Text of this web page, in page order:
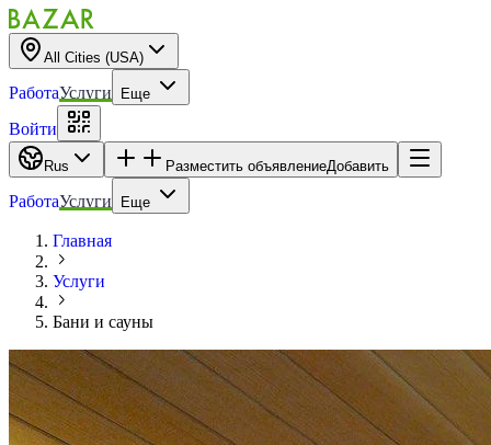
All Cities (USA)
РаботаУслуги Еще
Войти
Rus Разместить объявлениеДобавить
РаботаУслуги Еще
Главная
Услуги
Бани и сауны